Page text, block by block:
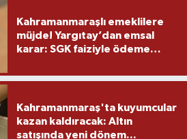
Kahramanmaraşlı emeklilere
müjde! Yargıtay’dan emsal
karar: SGK faiziyle ödeme
Kahramanmaraş'ta kuyumcular
kazan kaldıracak: Altın
satışında yeni dönem...